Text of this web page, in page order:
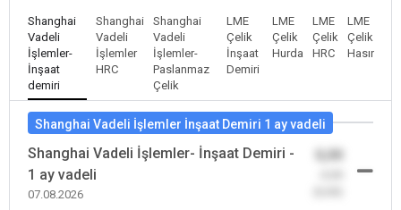
Shanghai
Vadeli
İşlemler-
İnşaat
demiri
Shanghai
Vadeli
İşlemler
HRC
Shanghai
Vadeli
İşlemler-
Paslanmaz
Çelik
LME
Çelik
İnşaat
Demiri
LME
Çelik
Hurda
LME
Çelik
HRC
LME
Çelik
Hasır
Shanghai Vadeli İşlemler İnşaat Demiri 1 ay vadeli
Shanghai Vadeli İşlemler- İnşaat Demiri -
1 ay vadeli
07.08.2026